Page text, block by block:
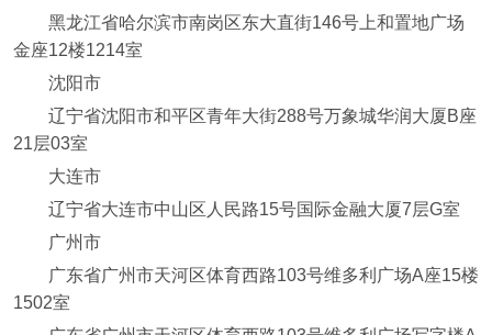
黑龙江省哈尔滨市南岗区东大直街146号上和置地广场
金座12楼1214室
沈阳市
辽宁省沈阳市和平区青年大街288号万象城华润大厦B座
21层03室
大连市
辽宁省大连市中山区人民路15号国际金融大厦7层G室
广州市
广东省广州市天河区体育西路103号维多利广场A座15楼
1502室